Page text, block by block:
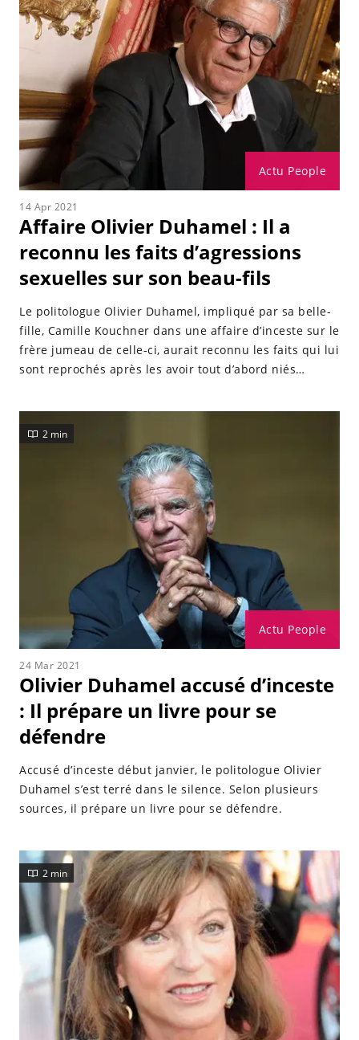
Actu People
14 Apr 2021
Affaire Olivier Duhamel : Il a
reconnu les faits d’agressions
sexuelles sur son beau-fils
Le politologue Olivier Duhamel, impliqué par sa belle-
fille, Camille Kouchner dans une affaire d’inceste sur le
frère jumeau de celle-ci, aurait reconnu les faits qui lui
sont reprochés après les avoir tout d’abord niés
Actu People
2 min
24 Mar 2021
Olivier Duhamel accusé d’inceste
: Il prépare un livre pour se
défendre
Accusé d’inceste début janvier, le politologue Olivier
Duhamel s’est terré dans le silence. Selon plusieurs
sources, il prépare un livre pour se défendre.
2 min